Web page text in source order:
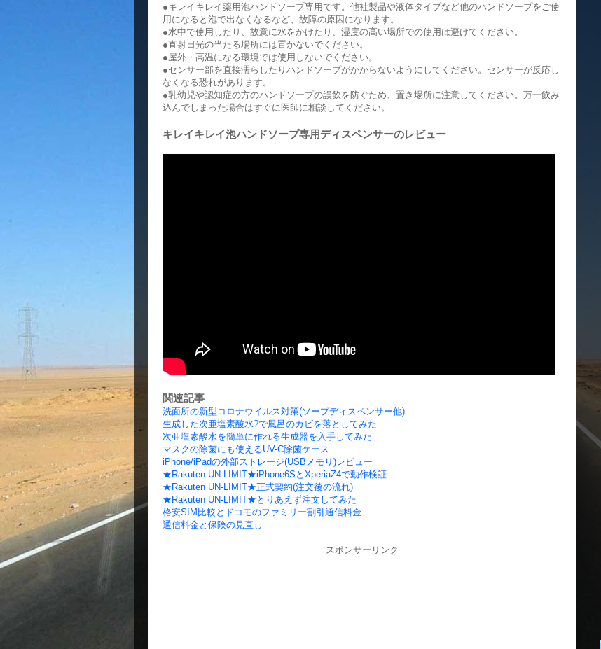
●キレイキレイ薬用泡ハンドソープ専用です。他社製品や液体タイプなど他のハンドソープをご使
用になると泡で出なくなるなど、故障の原因になります。
●水中で使用したり、故意に水をかけたり、湿度の高い場所での使用は避けてください。
●直射日光の当たる場所には置かないでください。
●屋外・高温になる環境では使用しないでください。
●センサー部を直接濡らしたりハンドソープがかからないようにしてください。センサーが反応し
なくなる恐れがあります。
●乳幼児や認知症の方のハンドソープの誤飲を防ぐため、置き場所に注意してください。万一飲み
込んでしまった場合はすぐに医師に相談してください。
キレイキレイ泡ハンドソープ専用ディスペンサーのレビュー
関連記事
洗面所の新型コロナウイルス対策(ソープディスペンサー他)
生成した次亜塩素酸水?で風呂のカビを落としてみた
次亜塩素酸水を簡単に作れる生成器を入手してみた
マスクの除菌にも使えるUV-C除菌ケース
iPhone/iPadの外部ストレージ(USBメモリ)レビュー
★Rakuten UN-LIMIT★iPhone6SとXperiaZ4で動作検証
★Rakuten UN-LIMIT★正式契約(注文後の流れ)
★Rakuten UN-LIMIT★とりあえず注文してみた
格安SIM比較とドコモのファミリー割引通信料金
通信料金と保険の見直し
スポンサーリンク